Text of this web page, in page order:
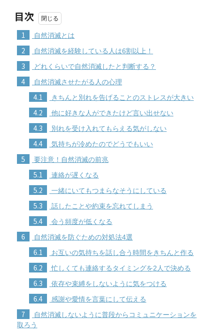
目次
1 自然消滅とは
2 自然消滅を経験している人は6割以上！
3 どれくらいで自然消滅したと判断する？
4 自然消滅させたがる人の心理
4.1 きちんと別れを告げることのストレスが大きい
4.2 他に好きな人ができたけど言い出せない
4.3 別れを受け入れてもらえる気がしない
4.4 気持ちが冷めたのでどうでもいい
5 要注意！自然消滅の前兆
5.1 連絡が遅くなる
5.2 一緒にいてもつまらなそうにしている
5.3 話したことや約束を忘れてしまう
5.4 会う頻度が低くなる
6 自然消滅を防ぐための対処法4選
6.1 お互いの気持ちを話し合う時間をきちんと作る
6.2 忙しくても連絡するタイミングを2人で決める
6.3 依存や束縛をしないように気をつける
6.4 感謝や愛情を言葉にして伝える
7
自然消滅しないように普段からコミュニケーションを
取ろう